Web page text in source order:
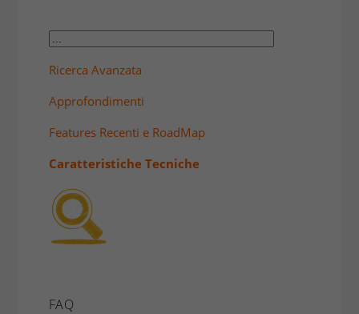
Ricerca Avanzata
Approfondimenti
Features Recenti e RoadMap
Caratteristiche Tecniche
FAQ